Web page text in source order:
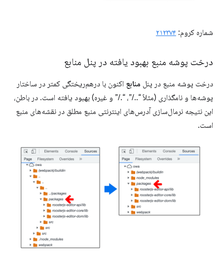
شماره کروم: ۲۱۲۳۷۴
درخت پوشه منبع بهبود یافته در پنل منابع
درخت پوشه منبع در پنل منابع اکنون با درهم‌ریختگی کمتر در ساختار
پوشه‌ها و نامگذاری (مثلاً “../”، “./” و غیره) بهبود یافته است. در باطن،
این نتیجه نرمال‌سازی آدرس‌های اینترنتی منبع مطلق در نقشه‌های منبع
است.